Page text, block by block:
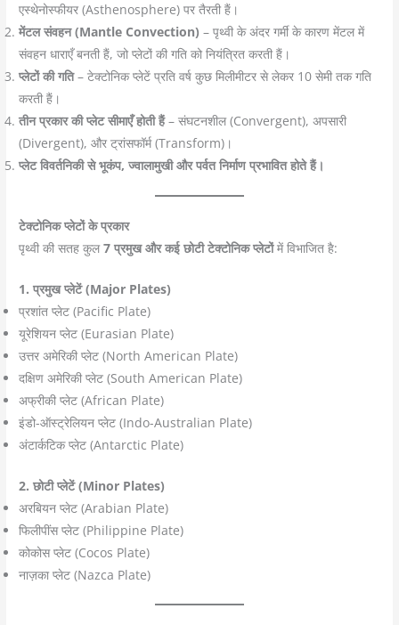
एस्थेनोस्फीयर (Asthenosphere) पर तैरती हैं।
मेंटल संवहन (Mantle Convection) – पृथ्वी के अंदर गर्मी के कारण मेंटल में
संवहन धाराएँ बनती हैं, जो प्लेटों की गति को नियंत्रित करती हैं।
प्लेटों की गति– टेक्टोनिक प्लेटें प्रति वर्ष कुछ मिलीमीटर से लेकर 10 सेमी तक गति
करती हैं।
तीन प्रकार की प्लेट सीमाएँ होती हैं– संघटनशील (Convergent), अपसारी
(Divergent), और ट्रांसफॉर्म (Transform)।
प्लेट विवर्तनिकी से भूकंप, ज्वालामुखी और पर्वत निर्माण प्रभावित होते हैं।
टेक्टोनिक प्लेटों के प्रकार
पृथ्वी की सतह कुल7 प्रमुख और कई छोटी टेक्टोनिक प्लेटोंमें विभाजित है:
1. प्रमुख प्लेटें (Major Plates)
प्रशांत प्लेट (Pacific Plate)
यूरेशियन प्लेट (Eurasian Plate)
उत्तर अमेरिकी प्लेट (North American Plate)
दक्षिण अमेरिकी प्लेट (South American Plate)
अफ्रीकी प्लेट (African Plate)
इंडो-ऑस्ट्रेलियन प्लेट (Indo-Australian Plate)
अंटार्कटिक प्लेट (Antarctic Plate)
2. छोटी प्लेटें (Minor Plates)
अरबियन प्लेट (Arabian Plate)
फिलीपींस प्लेट (Philippine Plate)
कोकोस प्लेट (Cocos Plate)
नाज़का प्लेट (Nazca Plate)